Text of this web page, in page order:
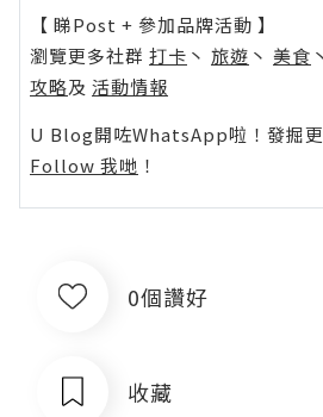
【 睇Post + 參加品牌活動 】
瀏覽更多社群 打卡 丶 旅遊 丶 美食 丶
攻略及 活動情報
U Blog開咗WhatsApp啦！發掘更
Follow 我哋 ！
0個讚好
收藏